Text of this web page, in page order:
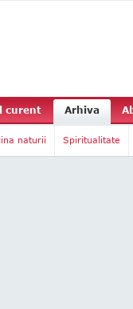
curent Arhiva
naturii Spiritualitate